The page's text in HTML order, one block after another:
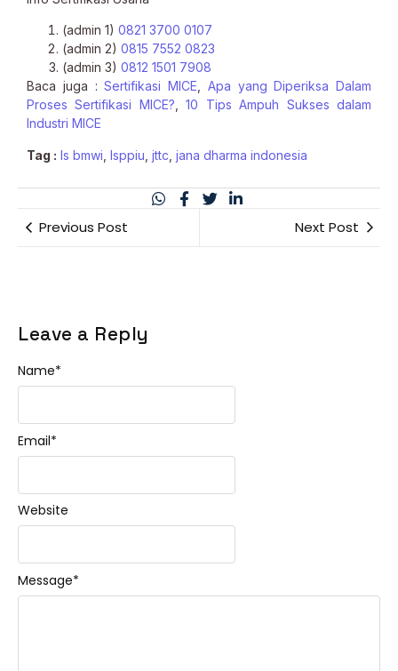
(admin 1) 0821 3700 0107
(admin 2) 0815 7552 0823
(admin 3) 0812 1501 7908
Baca juga :Sertifikasi MICE, Apa yang Diperiksa Dalam
Proses Sertifikasi MICE?,10 Tips Ampuh Sukses dalam
Industri MICE
Tag : ls bmwi lsppiu jttc jana dharma indonesia
Previous Post Next Post
Leave a Reply
Message*
Name*
Email*
Website